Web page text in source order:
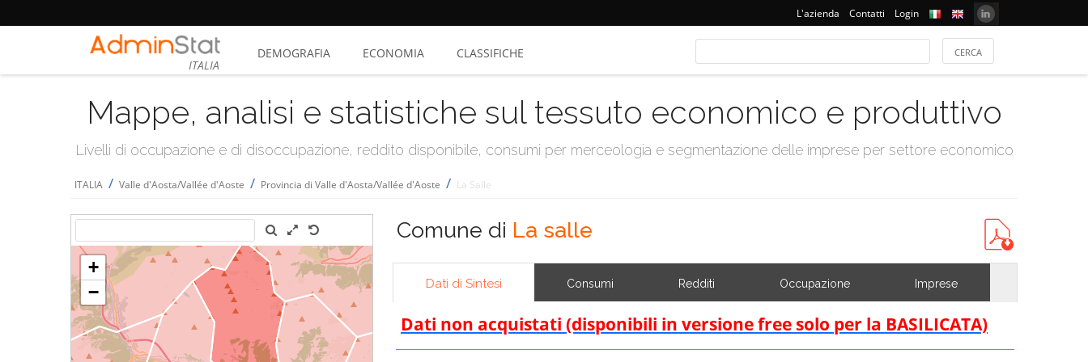
L'azienda Contatti Login
ITALIA
DEMOGRAFIA ECONOMIA CLASSIFICHE
Mappe, analisi e statistiche sul tessuto economico e produttivo
Livelli di occupazione e di disoccupazione, reddito disponibile, consumi per merceologia e segmentazione delle imprese per settore economico
ITALIA / Valle d'Aosta/Vallée d'Aoste / Provincia di Valle d'Aosta/Vallée d'Aoste / La Salle
Comune di La salle
Dati di Sintesi Consumi Redditi Occupazione Imprese
Dati non acquistati (disponibili in versione free solo per la BASILICATA)